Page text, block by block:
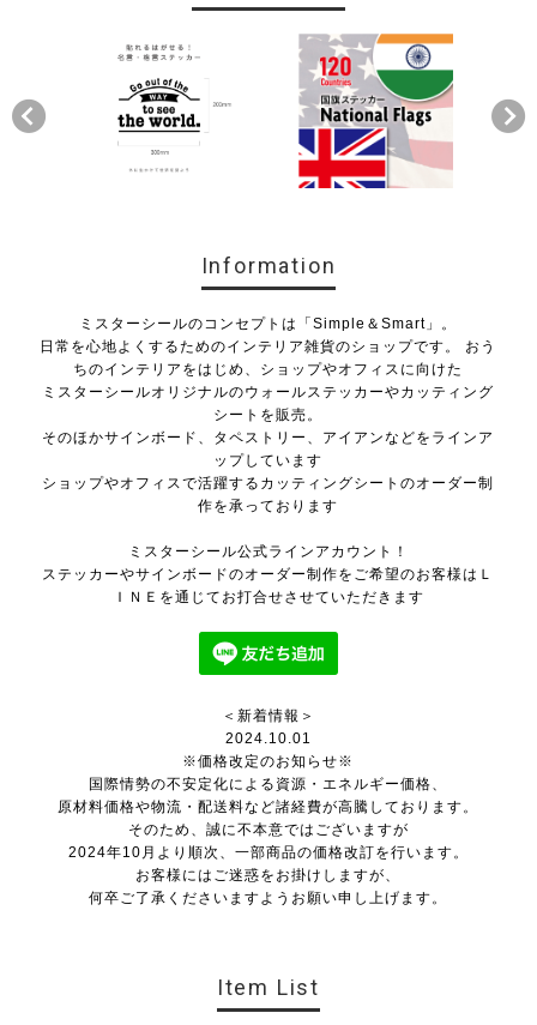
Information
ミスターシールのコンセプトは「Simple＆Smart」。
日常を心地よくするためのインテリア雑貨のショップです。 おう
ちのインテリアをはじめ、ショップやオフィスに向けた
ミスターシールオリジナルのウォールステッカーやカッティング
シートを販売。
そのほかサインボード、タペストリー、アイアンなどをラインア
ップしています
ショップやオフィスで活躍するカッティングシートのオーダー制
作を承っております
ミスターシール公式ラインアカウント！
ステッカーやサインボードのオーダー制作をご希望のお客様はＬ
ＩＮＥを通じてお打合せさせていただきます
＜新着情報＞
2024.10.01
※価格改定のお知らせ※
国際情勢の不安定化による資源・エネルギー価格、
原材料価格や物流・配送料など諸経費が高騰しております。
そのため、誠に不本意ではございますが
2024年10月より順次、一部商品の価格改訂を行います。
お客様にはご迷惑をお掛けしますが、
何卒ご了承くださいますようお願い申し上げます。
Item List